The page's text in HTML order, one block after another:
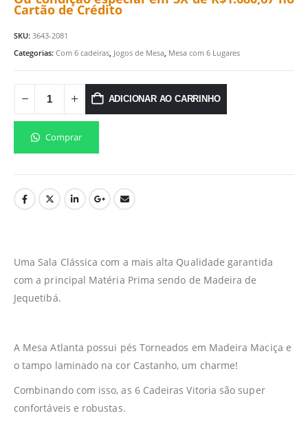
Cartão de Crédito
SKU: 3643-2081
Categorias: Com 6 cadeiras, Jogos de Mesa, Mesa com 6 Lugares
ADICIONAR AO CARRINHO
Comprar
Uma Sala Clássica com a mais alta Qualidade garantida
com a principal Matéria Prima sendo de Madeira de
Jequetibá.
A Mesa Atlanta possui pés Torneados em Madeira Maciça e
o tampo laminado na cor Castanho, um charme!
Combinando com isso, as 6 Cadeiras Vitoria são super
confortáveis e robustas.